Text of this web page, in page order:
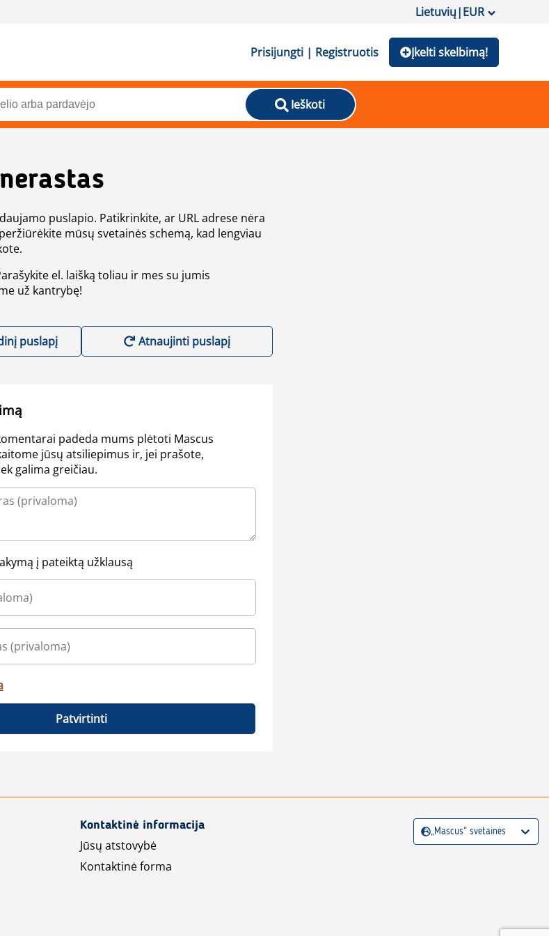
Lietuvių|EUR
Prisijungti | Registruotis Įkelti skelbimą!
Ieškoti
puslapio. Patikrinkite, ar URL adrese nėra
mūsų svetainės schemą, kad lengviau
el. laišką toliau ir mes su jumis
už kantrybę!
puslapį Atnaujinti puslapį
padeda mums plėtoti Mascus
jūsų atsiliepimus ir, jei prašote,
galima greičiau.
į pateiktą užklausą
Patvirtinti
Kontaktinė informacija
Jūsų atstovybė
Kontaktinė forma
„Mascus“ svetainės